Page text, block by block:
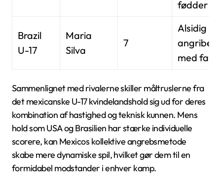
fødder
Brazil
U-17
Maria
Silva
7
Alsidig
angriber
med fart
Sammenlignet med rivalerne skiller måltruslerne fra
det mexicanske U-17 kvindelandshold sig ud for deres
kombination af hastighed og teknisk kunnen. Mens
hold som USA og Brasilien har stærke individuelle
scorere, kan Mexicos kollektive angrebsmetode
skabe mere dynamiske spil, hvilket gør dem til en
formidabel modstander i enhver kamp.